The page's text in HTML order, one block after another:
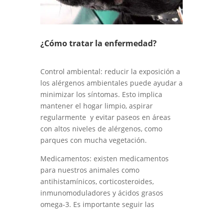
¿Cómo tratar la enfermedad?
Control ambiental: reducir la exposición a
los alérgenos ambientales puede ayudar a
minimizar los síntomas. Esto implica
mantener el hogar limpio, aspirar
regularmente y evitar paseos en áreas
con altos niveles de alérgenos, como
parques con mucha vegetación.
Medicamentos: existen medicamentos
para nuestros animales como
antihistamínicos, corticosteroides,
inmunomoduladores y ácidos grasos
omega-3. Es importante seguir las